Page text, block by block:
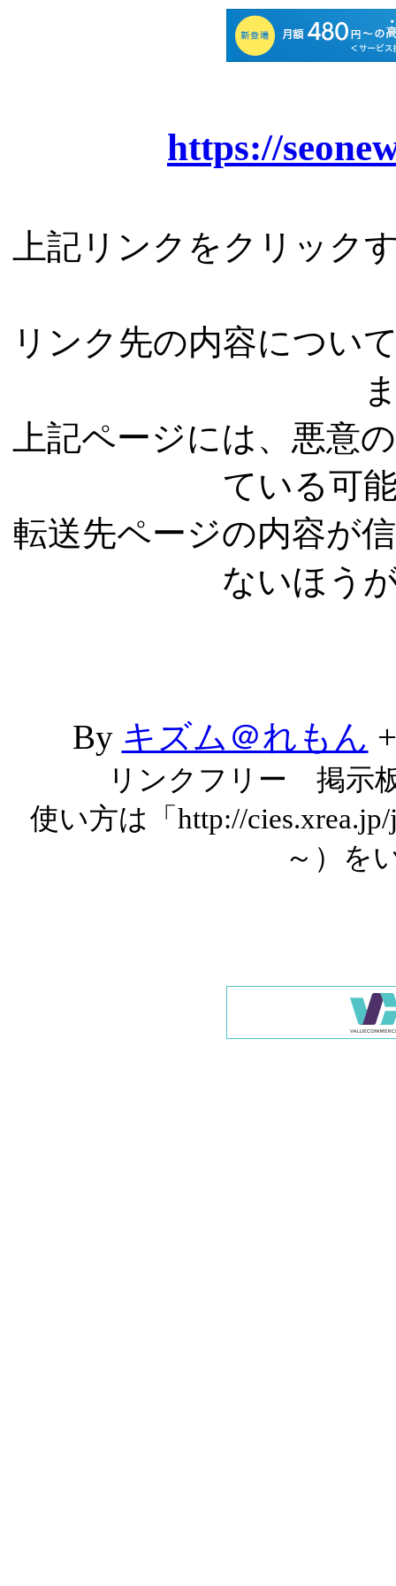
https://
上記リンクをクリック
リンク先の内容につい
上記ページには、悪意
ている可
転送先ページの内容が
ないほう
By キズム＠れもん
リンクフリー 掲示
使い方は「http://
～）を